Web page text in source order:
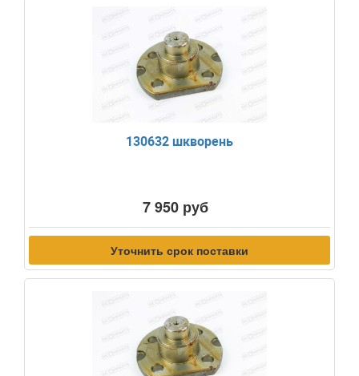
130632 шкворень
7 950 руб
Уточнить срок поставки